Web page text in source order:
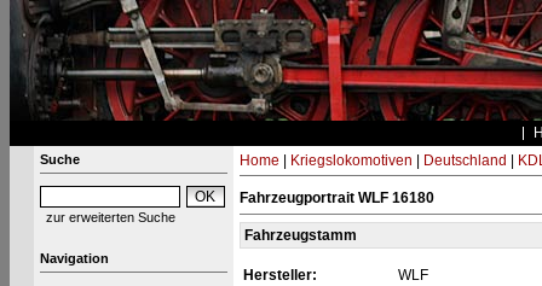
Suche
zur erweiterten Suche
Navigation
Home Kriegslokomotiven Deutschland
Fahrzeugportrait WLF 16180
Fahrzeugstamm
Hersteller:
WLF